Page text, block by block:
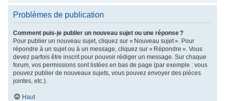
Problèmes de publication
Comment puis-je publier un nouveau sujet ou une réponse ?
Pour publier un nouveau sujet, cliquez sur « Nouveau sujet ». Pour
répondre à un sujet ou à un message, cliquez sur « Répondre ». Vous
devez parfois être inscrit pour pouvoir rédiger un message. Sur chaque
forum, vos permissions sont listées en bas de page (par exemple : vous
pouvez publier de nouveaux sujets, vous pouvez envoyer des pièces
jointes, etc.).
Haut